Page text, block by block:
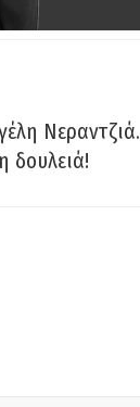
Νεραντζιά.
δουλειά!